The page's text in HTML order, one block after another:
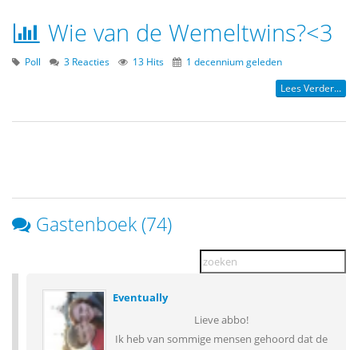
Wie van de Wemeltwins?<3
Poll 3 Reacties 13 Hits 1 decennium geleden
Lees Verder...
Gastenboek (74)
Eventually
Lieve abbo!
Ik heb van sommige mensen gehoord dat de